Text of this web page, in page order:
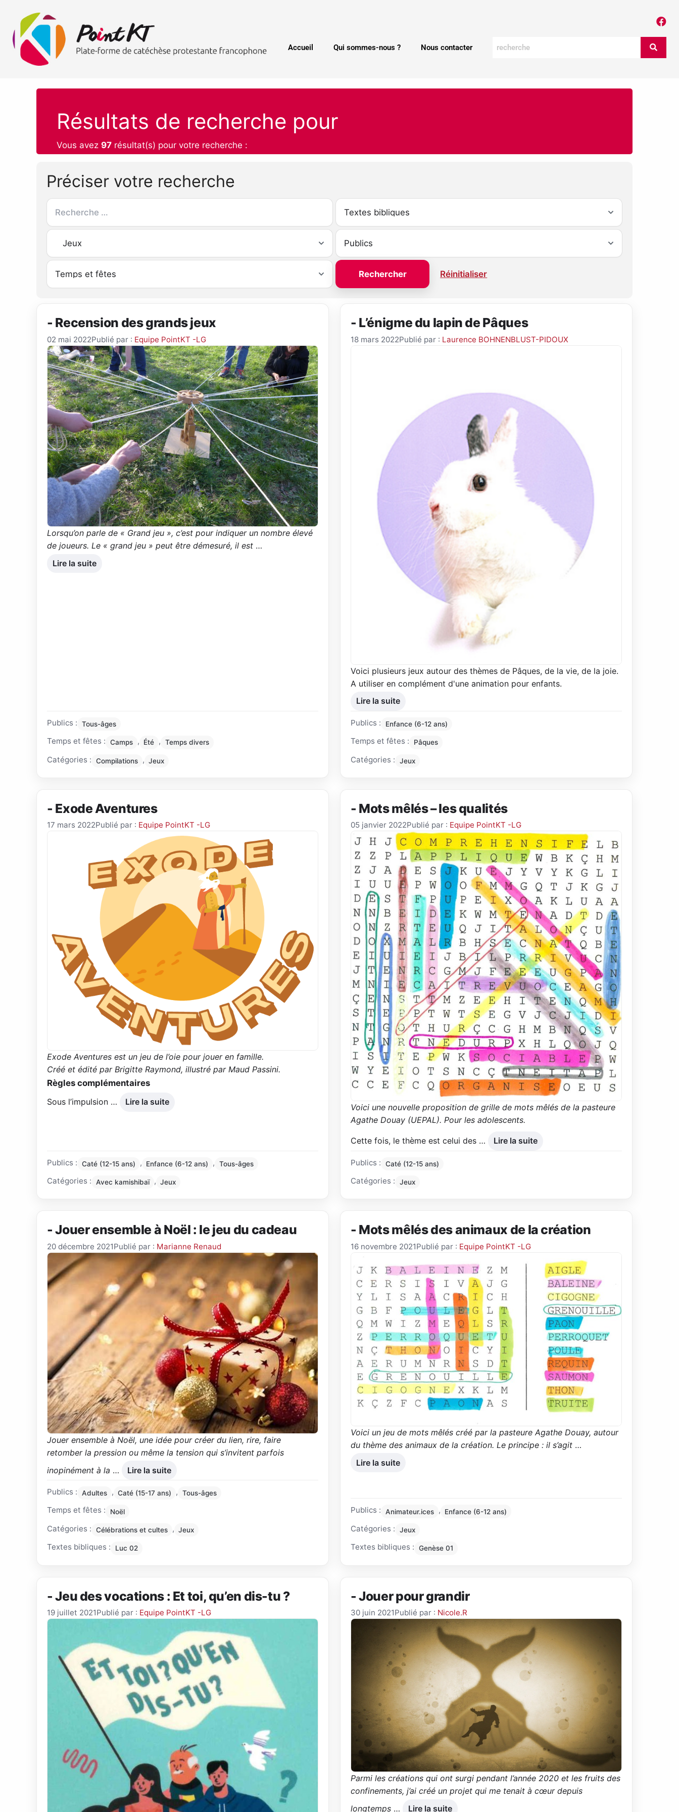
Accueil Qui sommes-nous ? Nous contacter
Résultats de recherche pour
Vous avez 97 résultat(s) pour votre recherche :
Préciser votre recherche
Réinitialiser
- Recension des grands jeux
02 mai 2022Publié par : Equipe PointKT -LG
Lorsqu’on parle de « Grand jeu », c’est pour indiquer un nombre élevé
de joueurs. Le « grand jeu » peut être démesuré, il est …
Lire la suite
Publics : Tous-âges
Temps et fêtes : Camps , Été , Temps divers
Catégories : Compilations , Jeux
- L’énigme du lapin de Pâques
18 mars 2022Publié par : Laurence BOHNENBLUST-PIDOUX
Voici plusieurs jeux autour des thèmes de Pâques, de la vie, de la joie.
A utiliser en complément d'une animation pour enfants.
Lire la suite
Publics : Enfance (6-12 ans)
Temps et fêtes : Pâques
Catégories : Jeux
- Exode Aventures
17 mars 2022Publié par : Equipe PointKT -LG
Exode Aventures est un jeu de l’oie pour jouer en famille.
Créé et édité par Brigitte Raymond, illustré par Maud Passini.
Règles complémentaires
Sous l’impulsion …
Lire la suite
Publics : Caté (12-15 ans) , Enfance (6-12 ans) , Tous-âges
Catégories : Avec kamishibaï , Jeux
- Mots mêlés – les qualités
05 janvier 2022Publié par : Equipe PointKT -LG
Voici une nouvelle proposition de grille de mots mêlés de la pasteure
Agathe Douay (UEPAL). Pour les adolescents.
Cette fois, le thème est celui des … Lire la suite
Publics : Caté (12-15 ans)
Catégories : Jeux
- Jouer ensemble à Noël : le jeu du cadeau
20 décembre 2021Publié par : Marianne Renaud
Jouer ensemble à Noël, une idée pour créer du lien, rire, faire
retomber la pression ou même la tension qui s’invitent parfois
inopinément à la … Lire la suite
Publics : Adultes , Caté (15-17 ans) , Tous-âges
Temps et fêtes : Noël
Catégories : Célébrations et cultes , Jeux
Textes bibliques : Luc 02
- Mots mêlés des animaux de la création
16 novembre 2021Publié par : Equipe PointKT -LG
Voici un jeu de mots mêlés créé par la pasteure Agathe Douay, autour
du thème des animaux de la création. Le principe : il s’agit …
Lire la suite
Publics : Animateur.ices , Enfance (6-12 ans)
Catégories : Jeux
Textes bibliques : Genèse 01
- Jeu des vocations : Et toi, qu’en dis-tu ?
19 juillet 2021Publié par : Equipe PointKT -LG
- Jouer pour grandir
30 juin 2021Publié par : Nicole.R
Parmi les créations qui ont surgi pendant l’année 2020 et les fruits des
confinements, j’ai créé un projet qui me tenait à cœur depuis
longtemps … Lire la suite